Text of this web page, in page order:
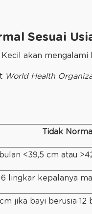
Sesuai
akan mengalami
World Health
Tidak
<39,5 cm atau
lingkar kepalanya
jika bayi berusia 12